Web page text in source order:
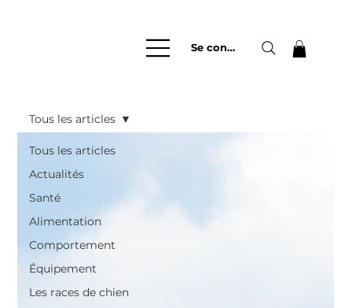
Se connecter
Tous les articles
Actualités
Santé
Alimentation
Comportement
Équipement
Les races de chien
Tous les articles